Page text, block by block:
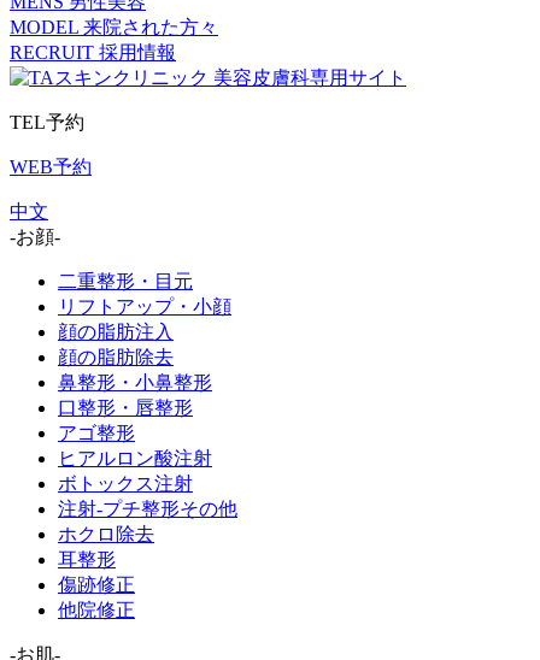
MODEL 来院された方々
RECRUIT 採用情報
TEL予約
WEB予約
中文
-お顔-
二重整形・目元
リフトアップ・小顔
顔の脂肪注入
顔の脂肪除去
鼻整形・小鼻整形
口整形・唇整形
アゴ整形
ヒアルロン酸注射
ボトックス注射
注射-プチ整形その他
ホクロ除去
耳整形
傷跡修正
他院修正
-お肌-